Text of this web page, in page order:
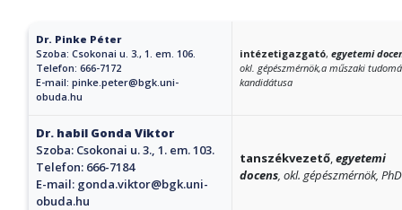
Dr. Pinke Péter
Szoba: Csokonai u. 3., 1. em. 106.
Telefon: 666-7172
E-mail: pinke.peter@bgk.uni-
obuda.hu
intézetigazgató, egyetemi
okl. gépészmérnök,a műszaki
kandidátusa
Dr. habil Gonda Viktor
Szoba: Csokonai u. 3., 1. em. 103.
Telefon: 666-7184
E-mail: gonda.viktor@bgk.uni-
obuda.hu
tanszékvezető egyetemi
docens , okl. gépészmérnök, PhD